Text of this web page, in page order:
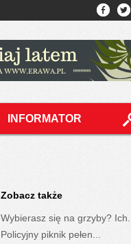
INFORMATOR
Zobacz także
Wybierasz się na grzyby? Ich...
Policyjny piknik pełen...